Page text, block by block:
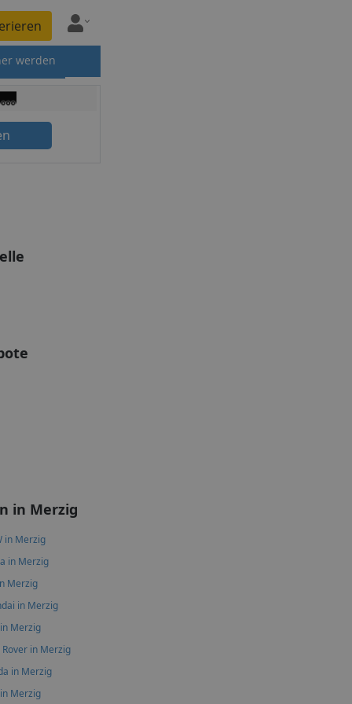
werden
in Merzig
in Merzig
in Merzig
Merzig
in Merzig
in Merzig
Rover in Merzig
in Merzig
Merzig